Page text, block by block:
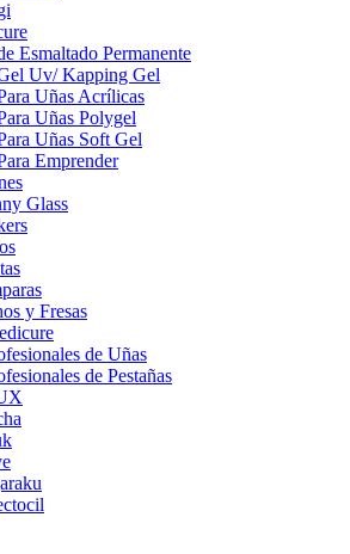
Esmaltado Permanente
Uv/ Kapping Gel
Uñas Acrílicas
Uñas Polygel
Uñas Soft Gel
Emprender
Glass
y Fresas
de Uñas
de Pestañas